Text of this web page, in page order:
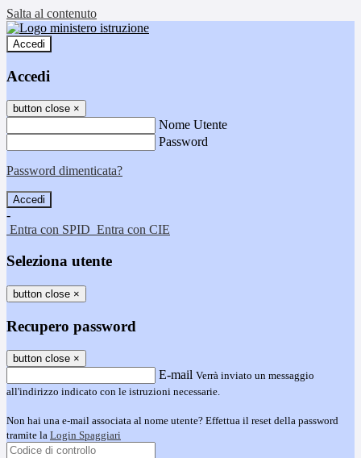
Salta al contenuto
Accedi
Accedi
button close ×
Nome Utente
Password
Password dimenticata?
-
Entra con SPID Entra con CIE
Seleziona utente
button close ×
Recupero password
button close ×
E-mail Verrà inviato un messaggio
all'indirizzo indicato con le istruzioni necessarie.
Non hai una e-mail associata al nome utente? Effettua il reset della password
tramite la Login Spaggiari